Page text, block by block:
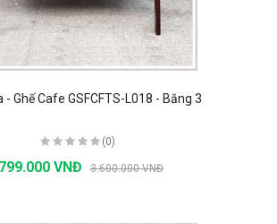
- Ghế Cafe GSFCFTS-L018 - Băng 3
(0)
VNĐ 3.600.000 VNĐ